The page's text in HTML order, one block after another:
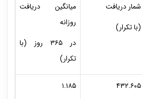
شمار دریافت
(با تکرار)
میانگین دریافت
روزانه
در ۳۶۵ روز (با
تکرار)
۴۳۲.۶۰۵ ۱.۱۸۵